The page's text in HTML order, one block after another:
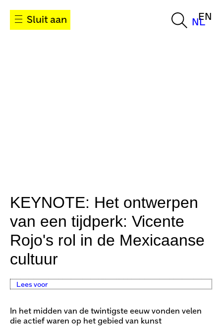
Sluit aan NL
EN
KEYNOTE: Het ontwerpen
van een tijdperk: Vicente
Rojo's rol in de Mexicaanse
cultuur
Lees voor
In het midden van de twintigste eeuw vonden velen
die actief waren op het gebied van kunst